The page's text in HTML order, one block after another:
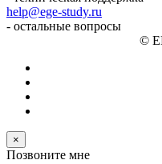
help@ege-study.ru
- остальные вопросы
©
×
Позвоните мне